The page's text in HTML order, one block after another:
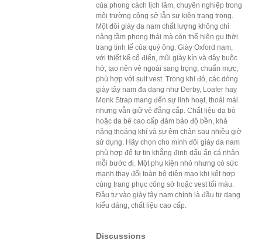
của phong cách lịch lãm, chuyên nghiệp trong
môi trường công sở lẫn sự kiện trang trọng.
Một đôi giày da nam chất lượng không chỉ
nâng tầm phong thái mà còn thể hiện gu thời
trang tinh tế của quý ông. Giày Oxford nam,
với thiết kế cổ điển, mũi giày kín và dây buộc
hở, tạo nên vẻ ngoài sang trọng, chuẩn mực,
phù hợp với suit vest. Trong khi đó, các dòng
giày tây nam đa dạng như Derby, Loafer hay
Monk Strap mang đến sự linh hoạt, thoải mái
nhưng vẫn giữ vẻ đẳng cấp. Chất liệu da bò
hoặc da bê cao cấp đảm bảo độ bền, khả
năng thoáng khí và sự êm chân sau nhiều giờ
sử dụng. Hãy chọn cho mình đôi giày da nam
phù hợp để tự tin khẳng định dấu ấn cá nhân
mỗi bước đi. Một phụ kiện nhỏ nhưng có sức
mạnh thay đổi toàn bộ diện mạo khi kết hợp
cùng trang phục công sở hoặc vest tối màu.
Đầu tư vào giày tây nam chính là đầu tư dạng
kiểu dáng, chất liệu cao cấp.
Discussions